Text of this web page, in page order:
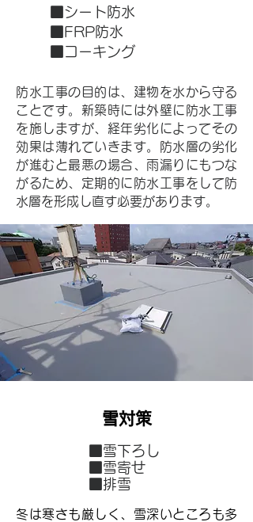
■シート防水
■FRP防水
■コーキング
防水工事の目的は、建物を水から守る
ことです。新築時には外壁に防水工事
を施しますが、経年劣化によってその
効果は薄れていきます。防水層の劣化
が進むと最悪の場合、雨漏りにもつな
がるため、定期的に防水工事をして防
水層を形成し直す必要があります。
​雪対策
■雪下ろし
■雪寄せ
■排雪
冬は寒さも厳しく、雪深いところも多